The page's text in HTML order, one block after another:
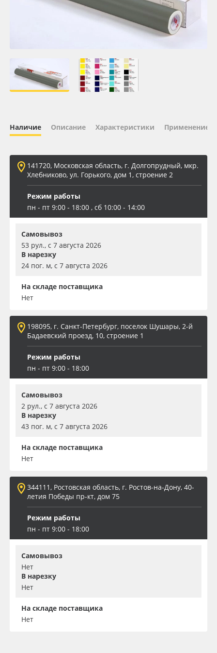
Плёнка монтажная Oratape
ПЭТ листовой
Баннер
Заготовки для сувениров
Наличие Описание Характеристики Применение
141720, Московская область, г. Долгопрудный, мкр.
Хлебниково, ул. Горького, дом 1, строение 2
Режим работы
пн - пт 9:00 - 18:00 , сб 10:00 - 14:00
Самовывоз
53 рул., с 7 августа 2026
В нарезку
24 пог. м, с 7 августа 2026
На складе поставщика
Нет
198095, г. Санкт-Петербург, поселок Шушары, 2-й
Бадаевский проезд, 10, строение 1
Режим работы
пн - пт 9:00 - 18:00
Самовывоз
2 рул., с 7 августа 2026
В нарезку
43 пог. м, с 7 августа 2026
На складе поставщика
Нет
344111, Ростовская область, г. Ростов-на-Дону, 40-
летия Победы пр-кт, дом 75
Режим работы
пн - пт 9:00 - 18:00
Самовывоз
Нет
В нарезку
Нет
На складе поставщика
Нет